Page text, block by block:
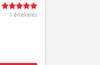
1 értékelés